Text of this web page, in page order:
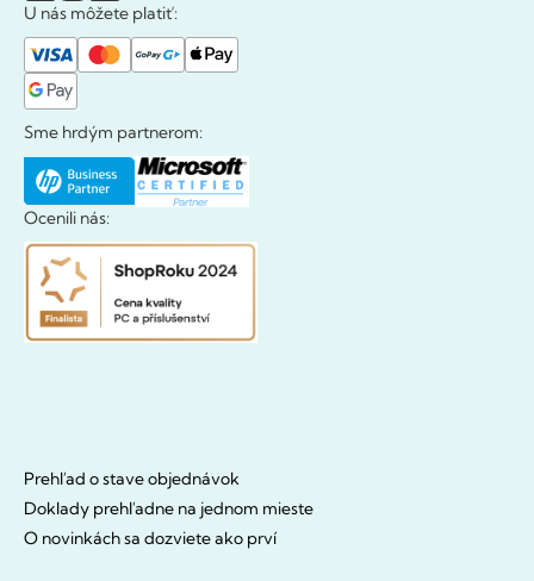
U nás môžete platiť:
Sme hrdým partnerom:
Ocenili nás:
Prehľad o stave objednávok
Doklady prehľadne na jednom mieste
O novinkách sa dozviete ako prví